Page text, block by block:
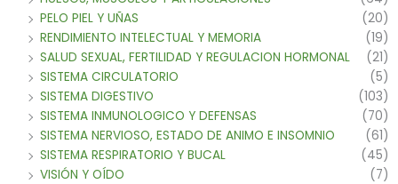
PELO PIEL Y UÑAS
(20)
RENDIMIENTO INTELECTUAL Y MEMORIA
(19)
SALUD SEXUAL, FERTILIDAD Y REGULACION HORMONAL
(21)
SISTEMA CIRCULATORIO
(5)
SISTEMA DIGESTIVO
(103)
SISTEMA INMUNOLOGICO Y DEFENSAS
(70)
SISTEMA NERVIOSO, ESTADO DE ANIMO E INSOMNIO
(61)
SISTEMA RESPIRATORIO Y BUCAL
(45)
VISIÓN Y OÍDO
(7)